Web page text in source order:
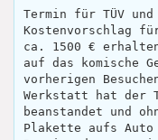
Termin für TÜV
Kostenvorschlag
ca. 1500 €
auf das komische
vorherigen
Werkstatt hat der
beanstandet und
Plakette aufs